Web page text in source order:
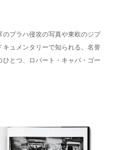
プラハ侵攻の写真や東欧のジプ
ュメンタリーで知られる。名誉
とつ、ロバート・キャパ・ゴー